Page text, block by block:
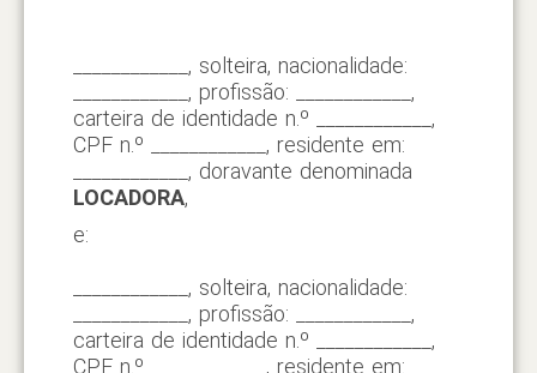
____________, solteira, nacionalidade:
____________, profissão: ____________,
carteira de identidade n.º ____________,
CPF n.º ____________, residente em:
____________, doravante denominada
LOCADORA,
e:
____________, solteira, nacionalidade:
____________, profissão: ____________,
carteira de identidade n.º ____________,
CPF n.º ____________, residente em: